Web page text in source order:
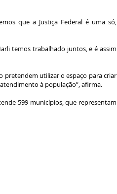
que a Justiça Federal é uma só,
temos trabalhado juntos, e é assim
pretendem utilizar o espaço para criar
à população”, afirma.
599 municípios, que representam